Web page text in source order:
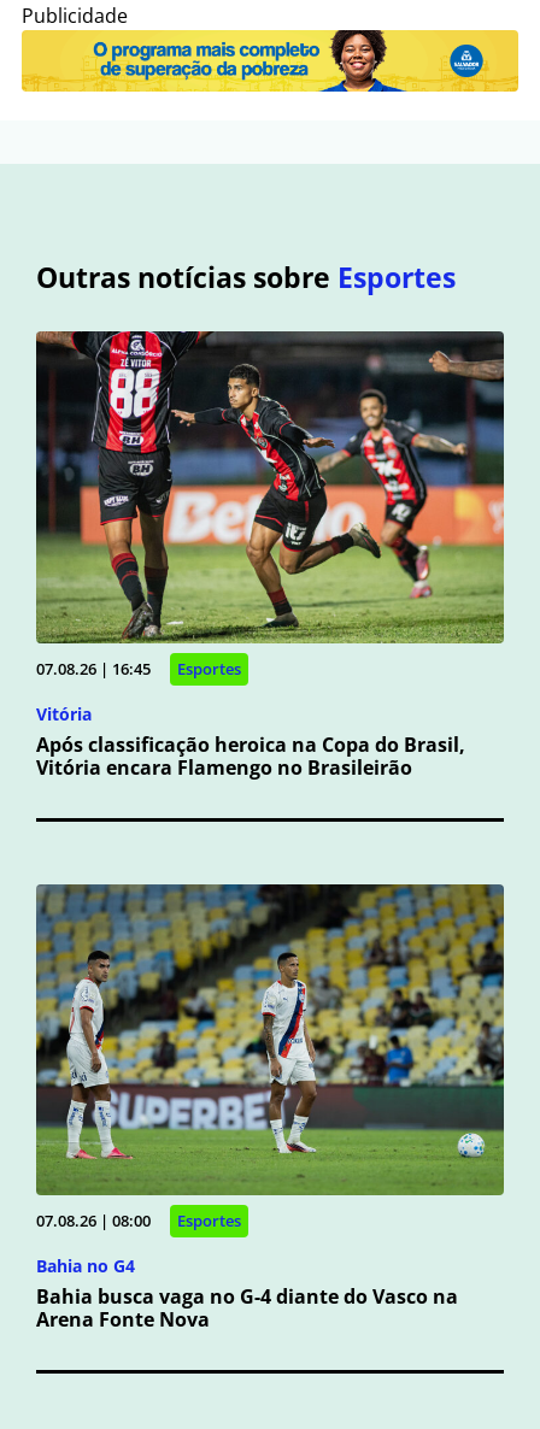
Publicidade
Outras notícias sobre Esportes
07.08.26 | 16:45 Esportes
Vitória
Após classificação heroica na Copa do Brasil,
Vitória encara Flamengo no Brasileirão
07.08.26 | 08:00 Esportes
Bahia no G4
Bahia busca vaga no G-4 diante do Vasco na
Arena Fonte Nova